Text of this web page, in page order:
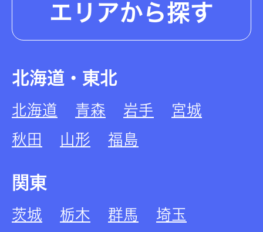
エリアから探す
北海道・東北
北海道 青森 岩手
宮城
秋田
山形 福島
関東
茨城 栃木 群馬
埼玉